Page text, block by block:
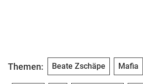
Themen: Beate Zschäpe Mafia